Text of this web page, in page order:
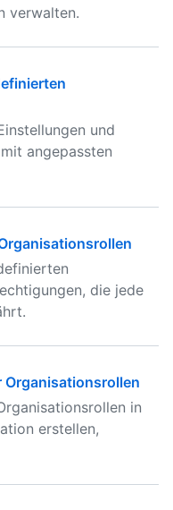
verwalten.
und
angepassten
die jede
in
erstellen,